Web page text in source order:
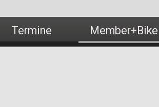
Termine Member+Bike